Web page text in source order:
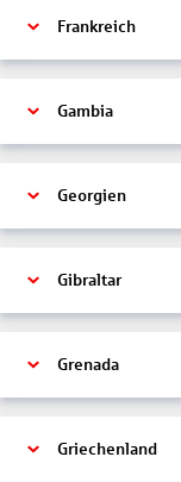
Frankreich
Gambia
Georgien
Gibraltar
Grenada
Griechenland